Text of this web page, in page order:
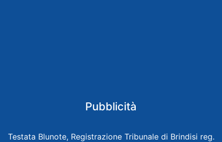
Pubblicità
Testata Blunote, Registrazione Tribunale di Brindisi reg.